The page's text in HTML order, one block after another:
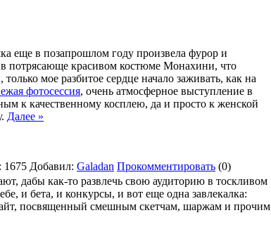
еще в позапрошлом году произвела фурор и
потрясающе красивом костюме Монахини, что
мое разбитое сердце начало заживать, как на
фотосессия, очень атмосферное выступление в
к качественному косплею, да и просто к женской
Далее »
1675 Добавил: Galadan Прокомментировать (0)
дабы как-то развлечь свою аудиторию в тоскливом
и бета, и конкурсы, и вот еще одна завлекалка:
посвященный смешным скетчам, шаржам и прочим